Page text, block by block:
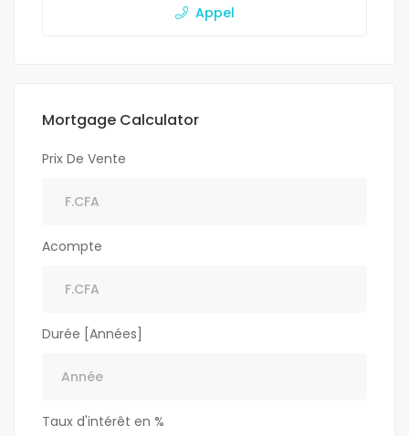
Appel
Mortgage Calculator
Prix De Vente
Acompte
Durée [Années]
Taux d'intérêt en %